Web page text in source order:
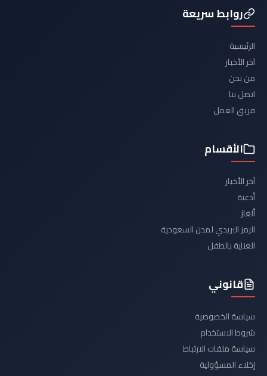
روابط سريعة
الرئيسية
آخر الأخبار
من نحن
اتصل بنا
فريق العمل
الأقسام
آخر الأخبار
أدعية
ألغاز
الرمز البريدي لمدن السعودية
العناية بالطفل
قانوني
سياسة الخصوصية
شروط الاستخدام
سياسة ملفات الارتباط
إخلاء المسؤولية